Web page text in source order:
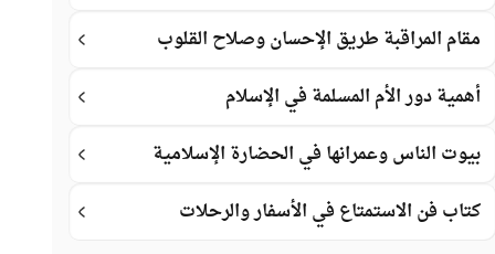
مقام المراقبة طريق الإحسان وصلاح القلوب
أهمية دور الأم المسلمة في الإسلام
بيوت الناس وعمرانها في الحضارة الإسلامية
كتاب فن الاستمتاع في الأسفار والرحلات